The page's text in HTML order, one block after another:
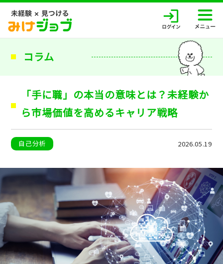
コラム
「手に職」の本当の意味とは？未経験か
ら市場価値を高めるキャリア戦略
自己分析 2026.05.19